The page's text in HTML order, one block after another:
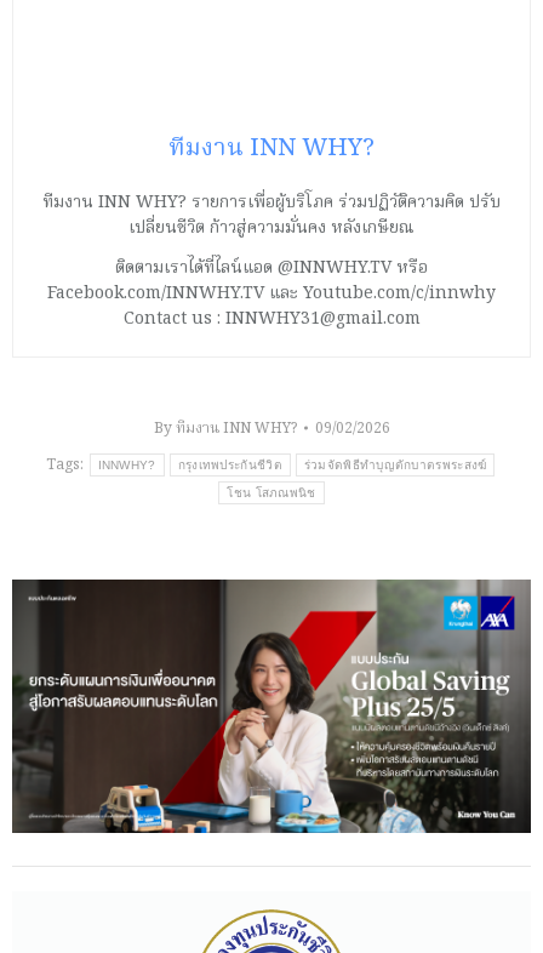
ทีมงาน INN WHY?
ทีมงาน INN WHY? รายการเพื่อผู้บริโภค ร่วมปฏิวัติความคิด ปรับ
เปลี่ยนชีวิต ก้าวสู่ความมั่นคง หลังเกษียณ
ติดตามเราได้ที่ไลน์แอด @INNWHY.TV หรือ
Facebook.com/INNWHY.TV และ Youtube.com/c/innwhy
Contact us : INNWHY31@gmail.com
Byทีมงาน INN WHY?
09/02/2026
Tags:
INNWHY? กรุงเทพประกันชีวิต ร่วมจัดพิธีทำบุญตักบาตรพระสงฆ์
โชน โสภณพนิช